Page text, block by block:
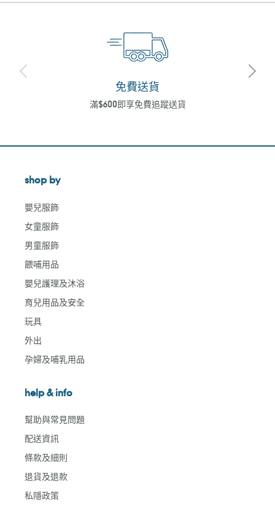
免費送貨
滿$600即享免費追蹤送貨
shop by
嬰兒服飾
女童服飾
男童服飾
餵哺用品
嬰兒護理及沐浴
育兒用品及安全
玩具
外出
孕婦及哺乳用品
help & info
幫助與常見問題
配送資訊
條款及細則
退貨及退款
私隱政策